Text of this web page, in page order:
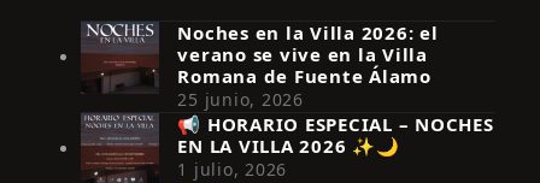
Síguenos en Instagram
Noches en la Villa 2026: el
verano se vive en la Villa
Romana de Fuente Álamo
25 junio, 2026
📢 HORARIO ESPECIAL – NOCHES
EN LA VILLA 2026 ✨🌙
1 julio, 2026